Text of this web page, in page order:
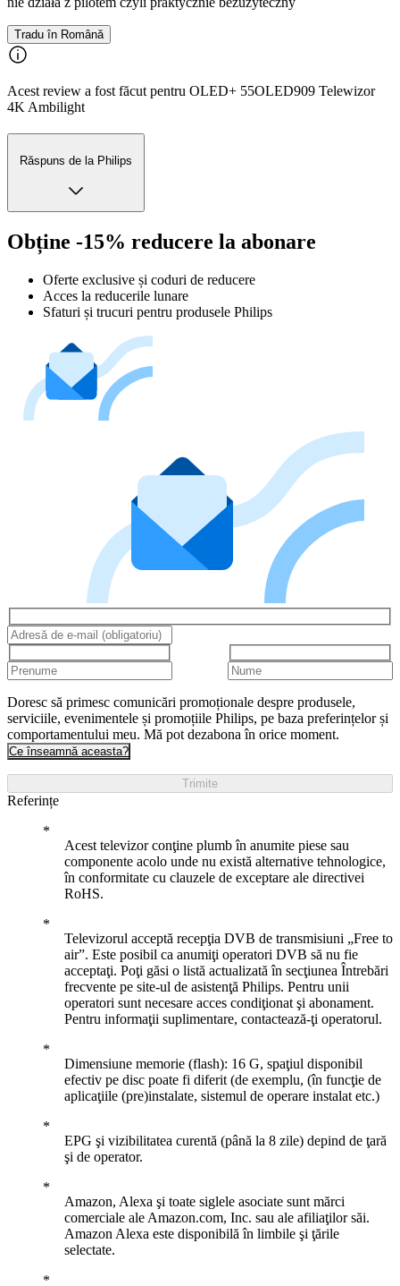
Tradu în Română
Acest review a fost făcut pentru OLED+ 55OLED909 Telewizor
4K Ambilight
Răspuns de la Philips
Obține -15% reducere la abonare
Oferte exclusive și coduri de reducere
Acces la reducerile lunare
Sfaturi și trucuri pentru produsele Philips
Doresc să primesc comunicări promoționale despre produsele,
serviciile, evenimentele și promoțiile Philips, pe baza preferințelor și
comportamentului meu. Mă pot dezabona în orice moment.
Ce înseamnă aceasta?
Trimite
Referințe
Acest televizor conţine plumb în anumite piese sau
componente acolo unde nu există alternative tehnologice,
în conformitate cu clauzele de exceptare ale directivei
RoHS.
Televizorul acceptă recepţia DVB de transmisiuni „Free to
air”. Este posibil ca anumiţi operatori DVB să nu fie
acceptaţi. Poţi găsi o listă actualizată în secţiunea Întrebări
frecvente pe site-ul de asistenţă Philips. Pentru unii
operatori sunt necesare acces condiţionat şi abonament.
Pentru informaţii suplimentare, contactează-ţi operatorul.
Dimensiune memorie (flash): 16 G, spaţiul disponibil
efectiv pe disc poate fi diferit (de exemplu, (în funcţie de
aplicaţiile (pre)instalate, sistemul de operare instalat etc.)
EPG şi vizibilitatea curentă (până la 8 zile) depind de ţară
şi de operator.
Amazon, Alexa şi toate siglele asociate sunt mărci
comerciale ale Amazon.com, Inc. sau ale afiliaţilor săi.
Amazon Alexa este disponibilă în limbile şi ţările
selectate.